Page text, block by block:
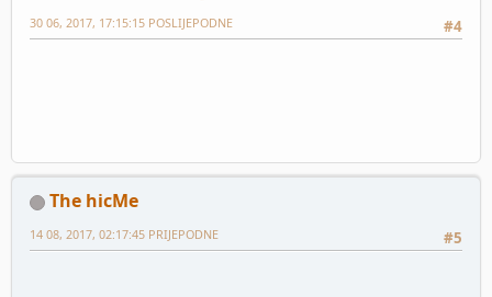
#4
30 06, 2017, 17:15:15 POSLIJEPODNE
The hicMe
#5
14 08, 2017, 02:17:45 PRIJEPODNE